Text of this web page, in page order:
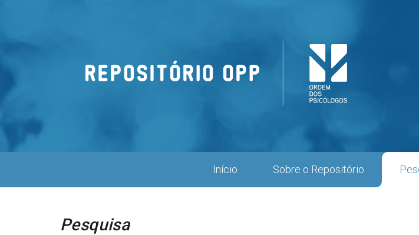
Início Sobre o Repositório
Pesquisa